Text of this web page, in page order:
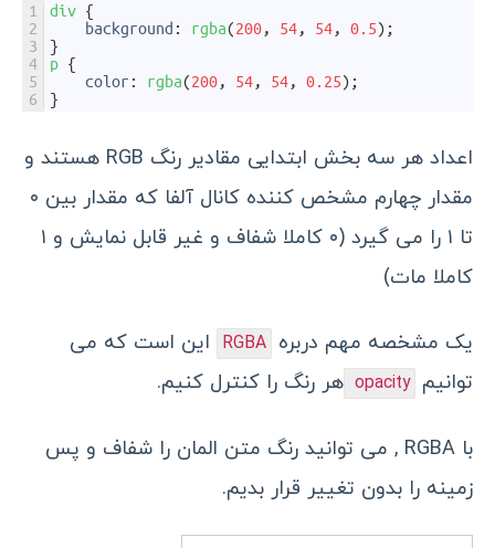
1
2
3
4
5
6
div {
background : rgba(200, 54, 54, 0.5) ;
}
p {
color : rgba(200, 54, 54, 0.25) ;
}
اعداد هر سه بخش ابتدایی مقادیر رنگ RGB هستند و
مقدار چهارم مشخص کننده کانال آلفا که مقدار بین ۰
تا ۱ را می گیرد (۰ کاملا شفاف و غیر قابل نمایش و ۱
کاملا مات)
یک مشخصه مهم دربره RGBA این است که می
توانیم opacity هر رنگ را کنترل کنیم.
با RGBA , می توانید رنگ متن المان را شفاف و پس
زمینه را بدون تغییر قرار بدیم.